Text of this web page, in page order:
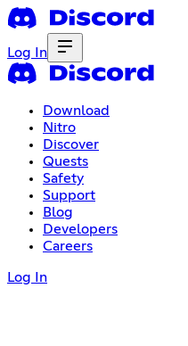
Log In
Download
Nitro
Discover
Quests
Safety
Support
Blog
Developers
Careers
Log In